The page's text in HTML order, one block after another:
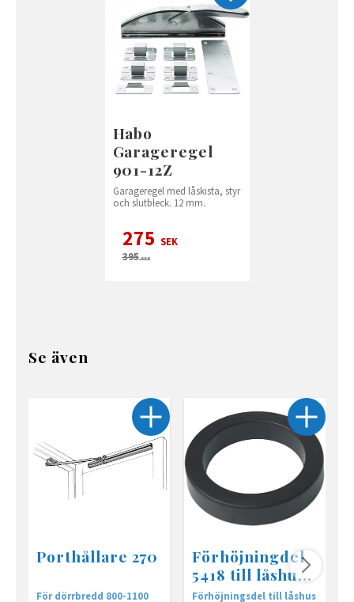
Habo
Garageregel
901-12Z
Garageregel med låskista, styr
och slutbleck. 12 mm.
275 SEK
395SEK
Se även
Porthållare 270
För dörrbredd 800-1100
Förhöjningdel
5418 till låshus
110
Förhöjningsdel till låshus